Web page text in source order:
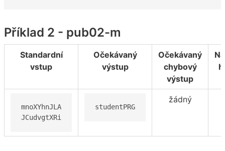
Příklad 2 - pub02-m
Standardní
vstup
Očekávaný
výstup
Očekávaný
chybový
výstup
mnoXYhnJLA
JCudvgtXRi
studentPRG
žádný